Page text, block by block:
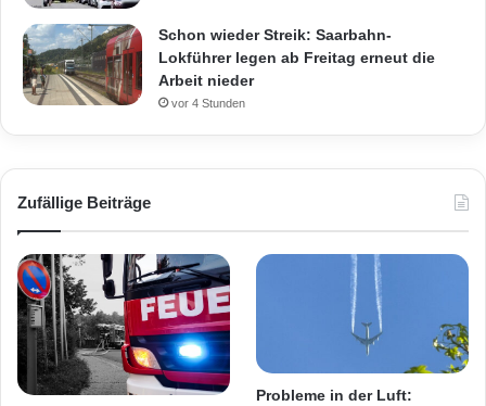
Schon wieder Streik: Saarbahn-
Lokführer legen ab Freitag erneut die
Arbeit nieder
vor 4 Stunden
Zufällige Beiträge
Probleme in der Luft: